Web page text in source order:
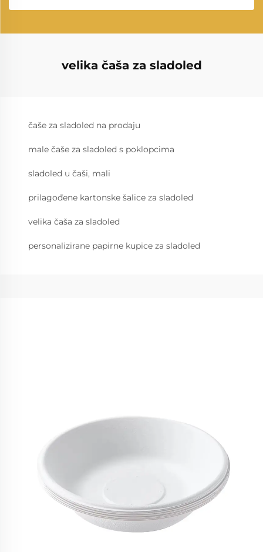
velika čaša za sladoled
čaše za sladoled na prodaju
male čaše za sladoled s poklopcima
sladoled u čaši, mali
prilagođene kartonske šalice za sladoled
velika čaša za sladoled
personalizirane papirne kupice za sladoled